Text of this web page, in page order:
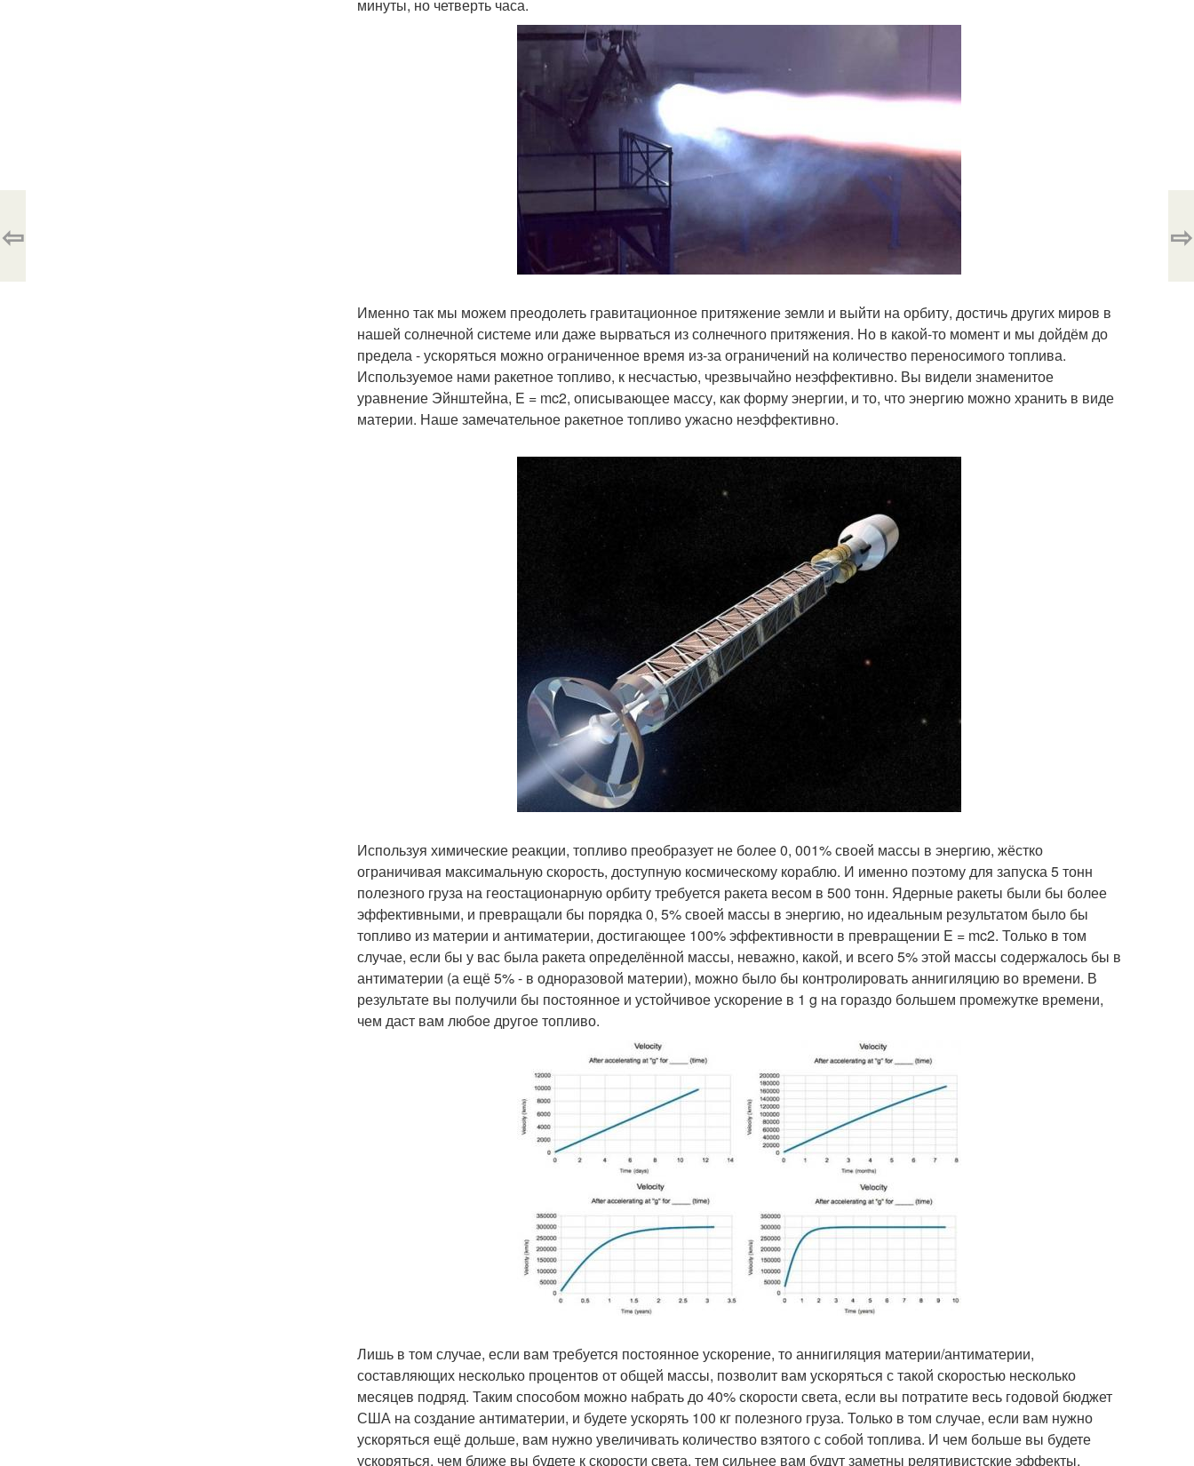
минуты, но четверть часа.
Именно так мы можем преодолеть гравитационное притяжение земли и выйти на орбиту, достичь других миров в
нашей солнечной системе или даже вырваться из солнечного притяжения. Но в какой-то момент и мы дойдём до
предела - ускоряться можно ограниченное время из-за ограничений на количество переносимого топлива.
Используемое нами ракетное топливо, к несчастью, чрезвычайно неэффективно. Вы видели знаменитое
уравнение Эйнштейна, E = mc2, описывающее массу, как форму энергии, и то, что энергию можно хранить в виде
материи. Наше замечательное ракетное топливо ужасно неэффективно.
Используя химические реакции, топливо преобразует не более 0, 001% своей массы в энергию, жёстко
ограничивая максимальную скорость, доступную космическому кораблю. И именно поэтому для запуска 5 тонн
полезного груза на геостационарную орбиту требуется ракета весом в 500 тонн. Ядерные ракеты были бы более
эффективными, и превращали бы порядка 0, 5% своей массы в энергию, но идеальным результатом было бы
топливо из материи и антиматерии, достигающее 100% эффективности в превращении E = mc2. Только в том
случае, если бы у вас была ракета определённой массы, неважно, какой, и всего 5% этой массы содержалось бы в
антиматерии (а ещё 5% - в одноразовой материи), можно было бы контролировать аннигиляцию во времени. В
результате вы получили бы постоянное и устойчивое ускорение в 1 g на гораздо большем промежутке времени,
чем даст вам любое другое топливо.
Лишь в том случае, если вам требуется постоянное ускорение, то аннигиляция материи/антиматерии,
составляющих несколько процентов от общей массы, позволит вам ускоряться с такой скоростью несколько
месяцев подряд. Таким способом можно набрать до 40% скорости света, если вы потратите весь годовой бюджет
США на создание антиматерии, и будете ускорять 100 кг полезного груза. Только в том случае, если вам нужно
ускоряться ещё дольше, вам нужно увеличивать количество взятого с собой топлива. И чем больше вы будете
ускоряться, чем ближе вы будете к скорости света, тем сильнее вам будут заметны релятивистские эффекты.
⇦ ⇨